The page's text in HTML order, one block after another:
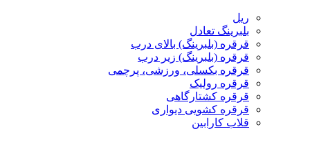
ریل
بلبرینگ تعادل
قرقره (بلبرینگ) بالای درب
قرقره (بلبرینگ) زیر درب
قرقره بکسلی، ورزشی، پرچمی
قرقره رولیک
قرقره کشتارگاهی
قرقره کشویی دیواری
قلاب کارابین